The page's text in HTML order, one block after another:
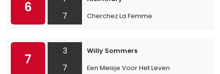
6
7
Cherchez La Femme
7
3
7
Willy Sommers
Een Meisje Voor Het Leven